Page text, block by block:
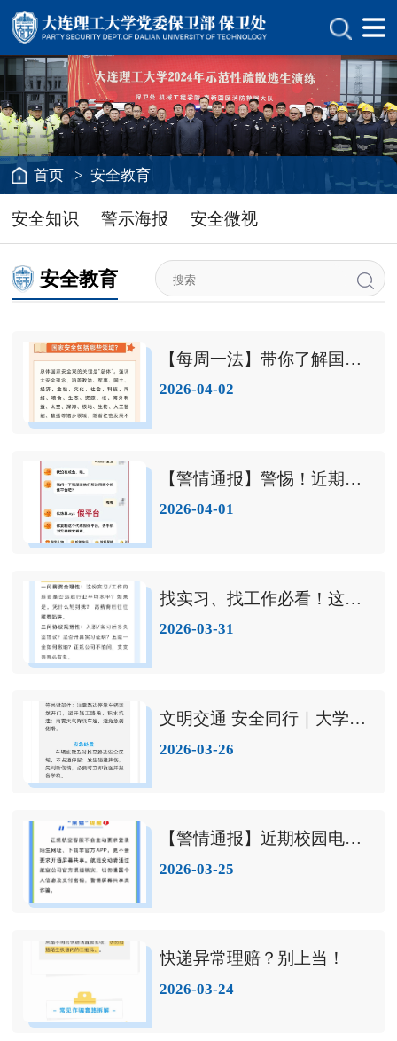
首页 >安全教育
安全知识 警示海报 安全微视
安全教育
【每周一法】带你了解国家安全法
2026-04-02
【警情通报】警惕！近期网络游戏虚假交易类诈骗高发
2026-04-01
找实习、找工作必看！这份求职防骗指南请务必查收
2026-03-31
文明交通 安全同行｜大学生全场景出行安全提示
2026-03-26
【警情通报】近期校园电诈警示案例（2026年第1期）
2026-03-25
快递异常理赔？别上当！
2026-03-24